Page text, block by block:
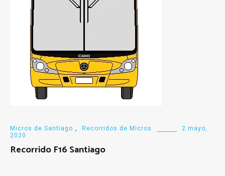
Micros de Santiago , Recorridos de Micros
2 mayo,
2020
Recorrido F16 Santiago